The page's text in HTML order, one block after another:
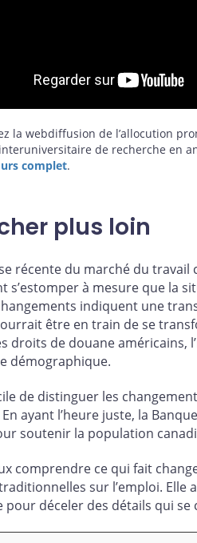
la webdiffusion de l’allocution
de recherche en
complet.
plus loin
récente du marché du
s’estomper à mesure que la
indiquent une
être en train de se
droits de douane américains,
démographique.
de distinguer les
ayant l’heure juste, la
soutenir la population
comprendre ce qui fait
sur l’emploi. Elle
pour déceler des détails qui